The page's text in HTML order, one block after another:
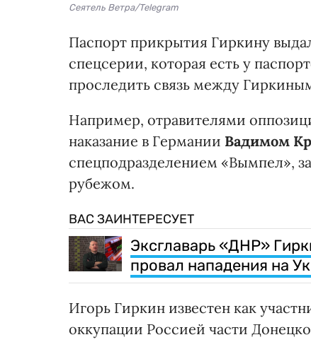
Сеятель Ветра/Telegram
Паспорт прикрытия Гиркину
спецсерии, которая есть у
проследить связь между
Например, отравителями
наказание в Германии Вадимом
спецподразделением «Вымпел»,
рубежом.
ВАС ЗАИНТЕРЕСУЕТ
Эксглаварь «ДНР»
провал нападения на
Игорь Гиркин известен как
оккупации Россией части